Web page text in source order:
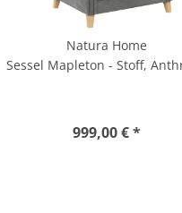
Natura Home
Sessel Mapleton - Stoff,
999,00 € *